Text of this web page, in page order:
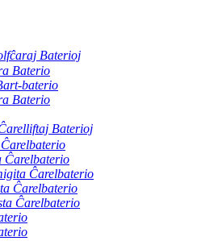
Baterioj
Baterio
baterio
Baterio
Baterioj
Ĉarelbaterio
Ĉarelbaterio
Ĉarelbaterio
Ĉarelbaterio